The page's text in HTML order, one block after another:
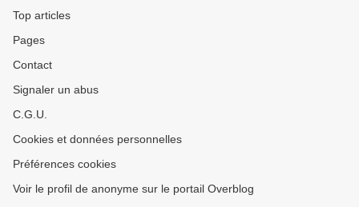
Top articles
Pages
Contact
Signaler un abus
C.G.U.
Cookies et données personnelles
Préférences cookies
Voir le profil de anonyme sur le portail Overblog